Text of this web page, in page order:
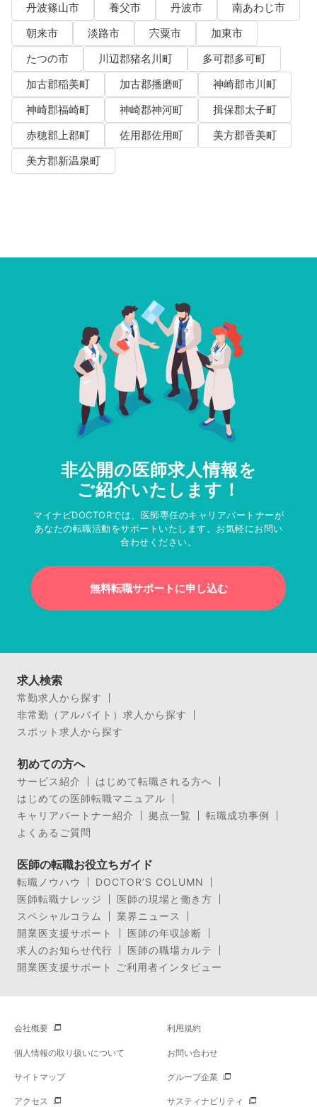
丹波篠山市
養父市 丹波市
南あわじ市
朝来市
淡路市 宍粟市
加東市
たつの市
川辺郡猪名川町
多可郡多可町
加古郡稲美町
加古郡播磨町
神崎郡市川町
神崎郡福崎町
神崎郡神河町
揖保郡太子町
赤穂郡上郡町
佐用郡佐用町
美方郡香美町
美方郡新温泉町
非公開の医師求人情報を
ご紹介いたします！
マイナビDOCTORでは、医師専任のキャリアパートナーが
あなたの転職活動をサポートいたします。お気軽にお問い
合わせください。
無料転職サポートに申し込む
求人検索
常勤求人から探す
非常勤（アルバイト）求人から探す
スポット求人から探す
初めての方へ
サービス紹介
はじめて転職される方へ
はじめての医師転職マニュアル
キャリアパートナー紹介
拠点一覧
転職成功事例
よくあるご質問
医師の転職お役立ちガイド
転職ノウハウ
DOCTOR’S COLUMN
医師転職ナレッジ
医師の現場と働き方
スペシャルコラム
業界ニュース
開業医支援サポート
医師の年収診断
求人のお知らせ代行
医師の職場カルテ
開業医支援サポート ご利用者インタビュー
会社概要 利用規約
個人情報の取り扱いについて お問い合わせ
サイトマップ グループ企業
アクセス サスティナビリティ